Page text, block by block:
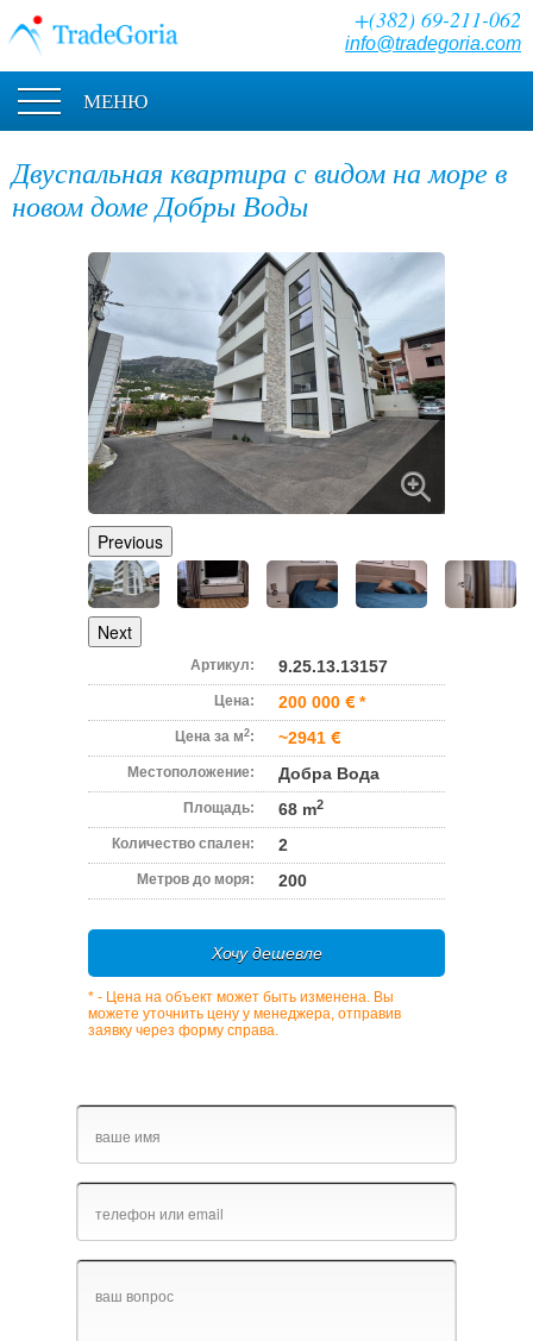
+(382) 69-211-062
info@tradegoria.com
МЕНЮ
Двуспальная квартира с видом на море в
новом доме Добры Воды
Previous
Next
Артикул: 9.25.13.13157
Цена: 200 000 *
Цена за м2: ~2941
Местоположение: Добра Вода
Площадь: 68 m2
Количество спален: 2
Метров до моря: 200
Хочу дешевле
* - Цена на объект может быть изменена. Вы
можете уточнить цену у менеджера, отправив
заявку через форму справа.